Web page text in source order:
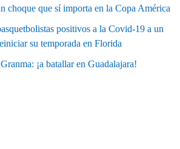
choque que sí importa en la Copa América
positivos a la Covid-19 a un
su temporada en Florida
¡a batallar en Guadalajara!